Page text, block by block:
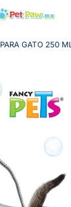
GATO 250 ML